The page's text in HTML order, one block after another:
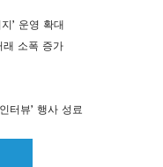
’ 운영 확대
래 소폭 증가
터뷰’ 행사 성료